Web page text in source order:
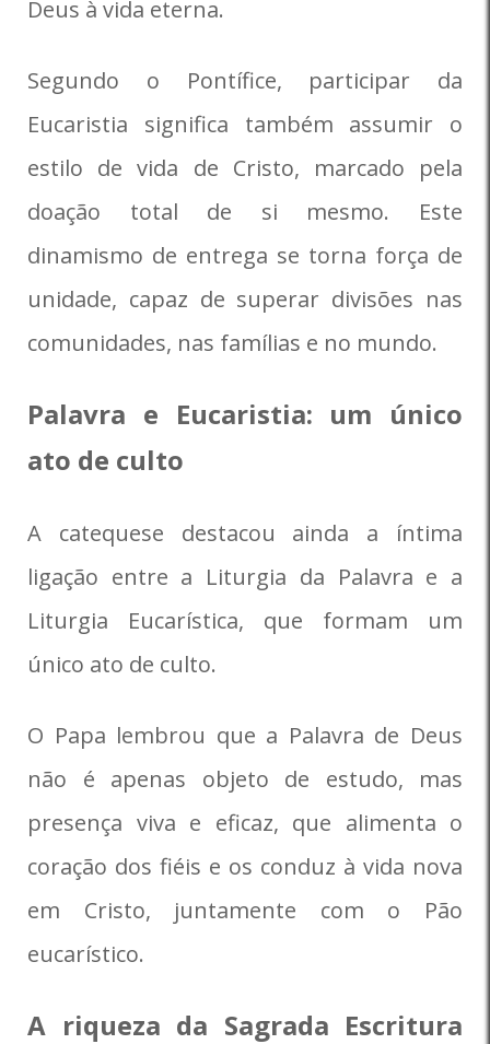
Deus à vida eterna.
Segundo o Pontífice, participar da
Eucaristia significa também assumir o
estilo de vida de Cristo, marcado pela
doação total de si mesmo. Este
dinamismo de entrega se torna força de
unidade, capaz de superar divisões nas
comunidades, nas famílias e no mundo.
Palavra e Eucaristia: um único
ato de culto
A catequese destacou ainda a íntima
ligação entre a Liturgia da Palavra e a
Liturgia Eucarística, que formam um
único ato de culto.
O Papa lembrou que a Palavra de Deus
não é apenas objeto de estudo, mas
presença viva e eficaz, que alimenta o
coração dos fiéis e os conduz à vida nova
em Cristo, juntamente com o Pão
eucarístico.
A riqueza da Sagrada Escritura